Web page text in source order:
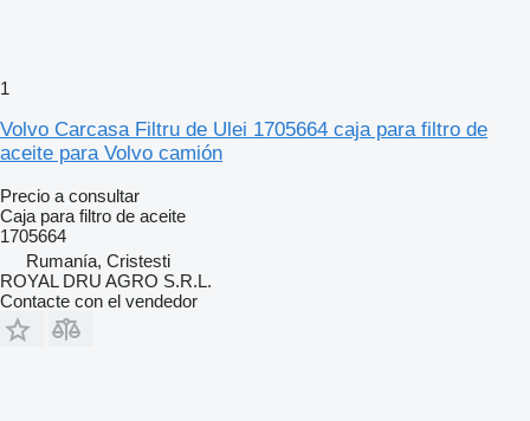
1
Volvo Carcasa Filtru de Ulei 1705664 caja para filtro de
aceite para Volvo camión
Precio a consultar
Caja para filtro de aceite
1705664
Rumanía, Cristesti
ROYAL DRU AGRO S.R.L.
Contacte con el vendedor